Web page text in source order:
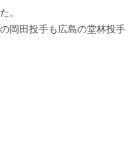
。
岡田投手も広島の堂林投手